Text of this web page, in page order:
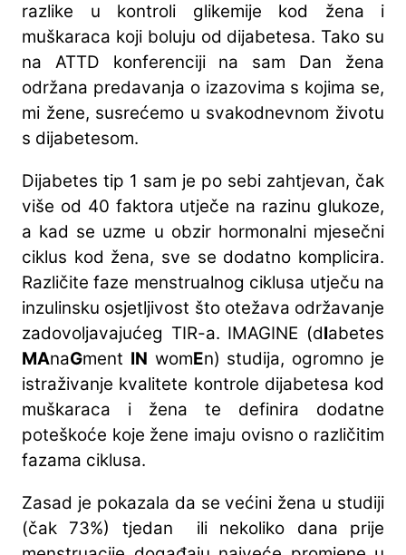
razlike u kontroli glikemije kod žena i
muškaraca koji boluju od dijabetesa. Tako su
na ATTD konferenciji na sam Dan žena
održana predavanja o izazovima s kojima se,
mi žene, susrećemo u svakodnevnom životu
s dijabetesom.
Dijabetes tip 1 sam je po sebi zahtjevan, čak
više od 40 faktora utječe na razinu glukoze,
a kad se uzme u obzir hormonalni mjesečni
ciklus kod žena, sve se dodatno komplicira.
Različite faze menstrualnog ciklusa utječu na
inzulinsku osjetljivost što otežava održavanje
zadovoljavajućeg TIR-a. IMAGINE (dIabetes
MAnaGment IN womEn) studija, ogromno je
istraživanje kvalitete kontrole dijabetesa kod
muškaraca i žena te definira dodatne
poteškoće koje žene imaju ovisno o različitim
fazama ciklusa.
Zasad je pokazala da se većini žena u studiji
(čak 73%) tjedan ili nekoliko dana prije